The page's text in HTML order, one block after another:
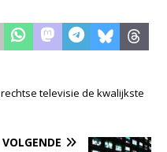
rechtse televisie de kwalijkste
VOLGENDE